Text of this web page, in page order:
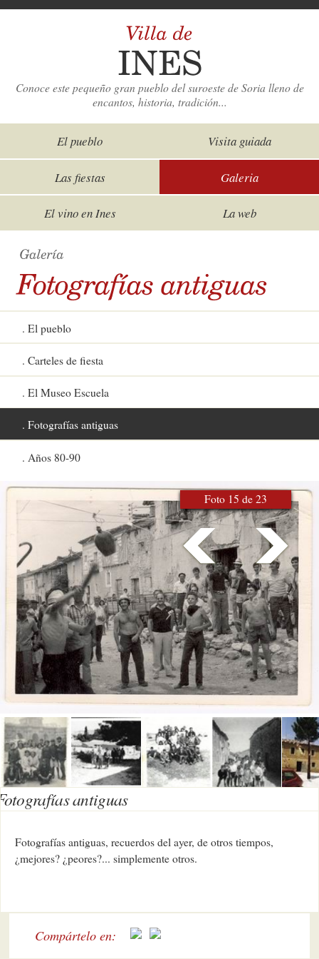
Conoce este pequeño gran pueblo del suroeste de Soria lleno de
encantos, historia, tradición...
El pueblo Visita guiada
Las fiestas Galeria
El vino en Ines La web
El pueblo
Carteles de fiesta
El Museo Escuela
Fotografías antiguas
Años 80-90
Foto 15 de 23
antiguas
Fotografías antiguas, recuerdos del ayer, de otros tiempos,
¿mejores? ¿peores?... simplemente otros.
Compártelo en: